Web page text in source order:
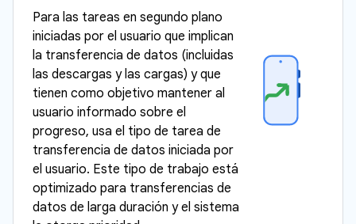
Para las tareas en segundo plano
iniciadas por el usuario que implican
la transferencia de datos (incluidas
las descargas y las cargas) y que
tienen como objetivo mantener al
usuario informado sobre el
progreso, usa el tipo de tarea de
transferencia de datos iniciada por
el usuario. Este tipo de trabajo está
optimizado para transferencias de
datos de larga duración y el sistema